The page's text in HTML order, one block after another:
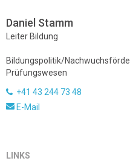
Daniel Stamm
Leiter Bildung
Bildungspolitik/
Prüfungswesen
+41 43 244 73 48
E-Mail
LINKS